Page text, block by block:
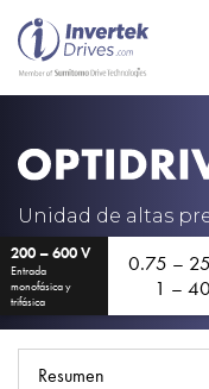
Unidad de altas
200 – 600 V
Entrada
monofásica y
trifásica
0.75 –
1 –
Resumen